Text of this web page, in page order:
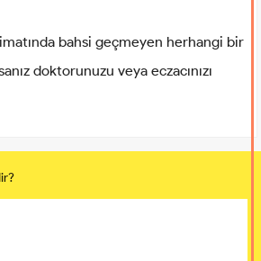
bahsi geçmeyen herhangi bir
doktorunuzu veya eczacınızı